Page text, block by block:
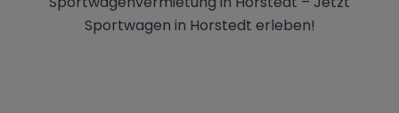
Sportwagen in Horstedt erleben!